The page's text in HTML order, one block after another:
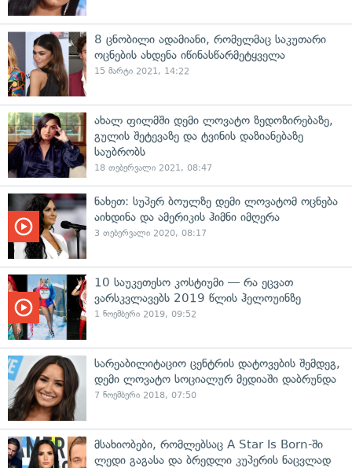
8 ცნობილი ადამიანი, რომელმაც საკუთარი
ოცნების ახდენა იწინასწარმეტყველა
15 მარტი 2021, 14:22
ახალ ფილმში დემი ლოვატო ზედოზირებაზე,
გულის შეტევაზე და ტვინის დაზიანებაზე
საუბრობს
18 თებერვალი 2021, 08:47
ნახეთ: სუპერ ბოულზე დემი ლოვატომ ოცნება
აიხდინა და ამერიკის ჰიმნი იმღერა
3 თებერვალი 2020, 08:17
10 საუკეთესო კოსტიუმი — რა ეცვათ
ვარსკვლავებს 2019 წლის ჰელოუინზე
1 ნოემბერი 2019, 09:52
სარეაბილიტაციო ცენტრის დატოვების შემდეგ,
დემი ლოვატო სოციალურ მედიაში დაბრუნდა
7 ნოემბერი 2018, 07:50
მსახიობები, რომლებსაც A Star Is Born-ში
ლედი გაგასა და ბრედლი კუპერის ნაცვლად